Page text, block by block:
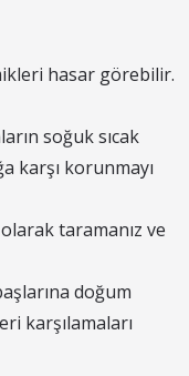
hasar görebilir.
soğuk sıcak
karşı korunmayı
taramanız ve
doğum
karşılamaları